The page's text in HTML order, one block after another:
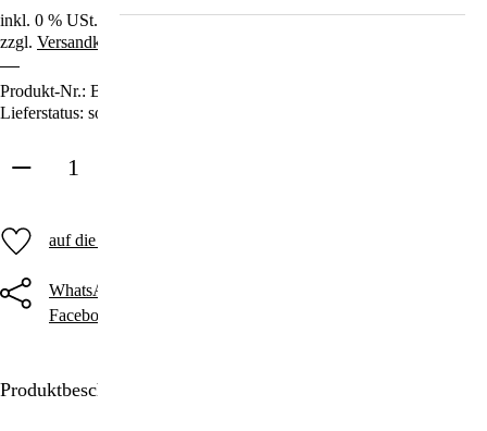
inkl. 0 % USt.
zzgl. Versandkosten
Produkt-Nr.: B-3601
Lieferstatus: sofort lieferbar
auf die Merkliste
WhatsApp
Facebook
Produktbeschreibung